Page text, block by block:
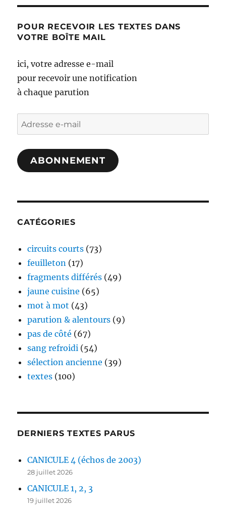
POUR RECEVOIR LES TEXTES DANS
VOTRE BOÎTE MAIL
ici, votre adresse e-mail
pour recevoir une notification
à chaque parution
Adresse
e-
mail
ABONNEMENT
CATÉGORIES
circuits courts (73)
feuilleton (17)
fragments différés (49)
jaune cuisine (65)
mot à mot (43)
parution & alentours (9)
pas de côté (67)
sang refroidi (54)
sélection ancienne (39)
textes (100)
DERNIERS TEXTES PARUS
CANICULE 4 (échos de 2003)
28 juillet 2026
CANICULE 1, 2, 3
19 juillet 2026